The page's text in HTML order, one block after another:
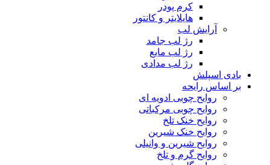
کرم پودر
هایلایتر و کانتور
آرایش لب
رژ لب جامد
رژ لب مایع
رژ لب مدادی
بادی اسپلش
بر اساس رایحه
روایح چوبی ادویه ای
روایح چوبی مرکباتی
روایح خنک تلخ
روایح خنک شیرین
روایح شیرین و وانیلی
روایح گرم و تلخ